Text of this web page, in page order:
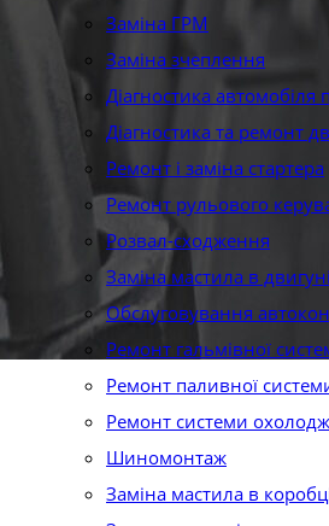
Заміна ГРМ
Заміна зчеплення
Діагностика
Діагностика та ремонт
Ремонт і заміна стартера
Ремонт рульового
Розвал-сходження
Заміна мастила в двигуні
Обслуговування
Ремонт гальмівної
Ремонт паливної
Ремонт системи
Шиномонтаж
Заміна мастила в